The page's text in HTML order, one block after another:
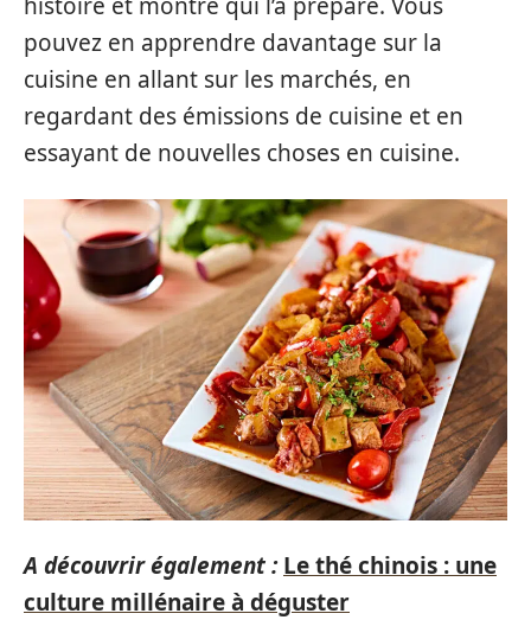
pouvez en apprendre davantage sur la
cuisine en allant sur les marchés, en
regardant des émissions de cuisine et en
essayant de nouvelles choses en cuisine.
A découvrir également : Le thé chinois : une
culture millénaire à déguster